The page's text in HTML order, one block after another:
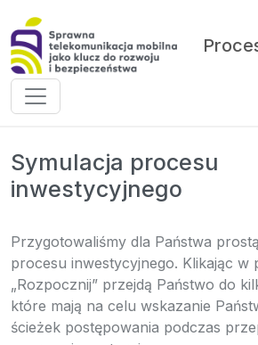
Symulacja procesu
inwestycyjnego
Przygotowaliśmy dla Państwa
procesu inwestycyjnego. Klikając w
„Rozpocznij” przejdą Państwo do
które mają na celu wskazanie
ścieżek postępowania podczas